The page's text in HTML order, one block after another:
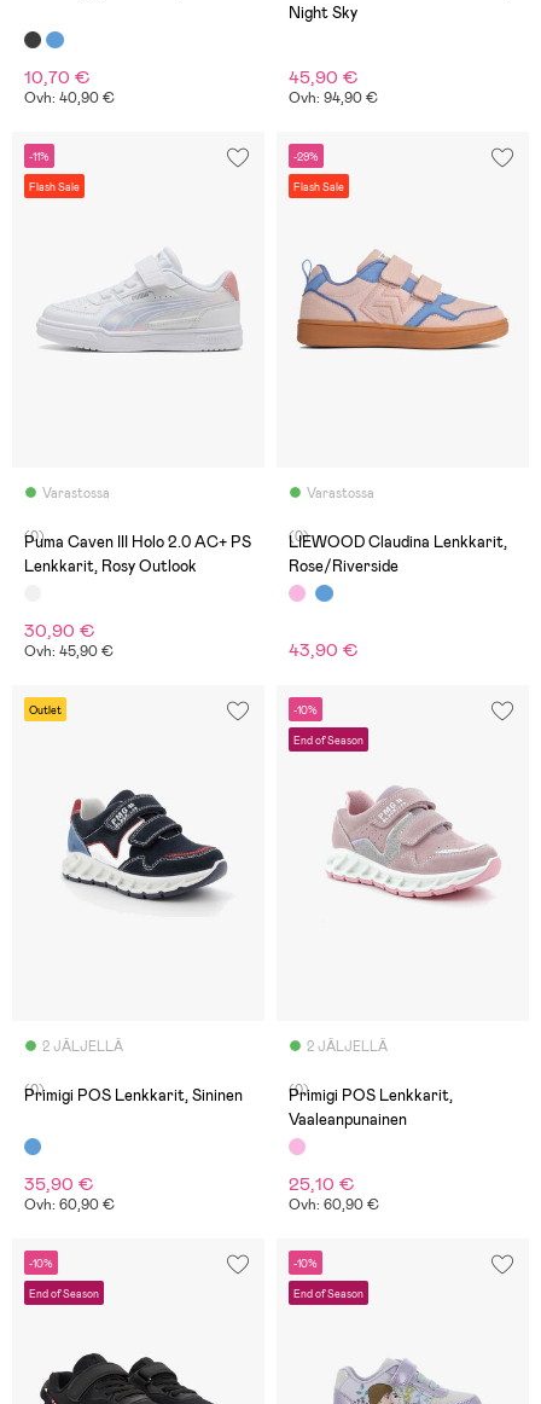
10,70 €
Ovh: 40,90 €
Night Sky
45,90 €
Ovh: 94,90 €
-11%
Flash Sale
Varastossa
(0)
Puma Caven III Holo 2.0 AC+ PS
Lenkkarit, Rosy Outlook
30,90 €
Ovh: 45,90 €
-29%
Flash Sale
Varastossa
(0)
LIEWOOD Claudina Lenkkarit,
Rose/Riverside
43,90 €
Outlet
2 JÄLJELLÄ
(0)
Primigi POS Lenkkarit, Sininen
35,90 €
Ovh: 60,90 €
-10%
End of Season
2 JÄLJELLÄ
(0)
Primigi POS Lenkkarit,
Vaaleanpunainen
25,10 €
Ovh: 60,90 €
-10%
End of Season
-10%
End of Season